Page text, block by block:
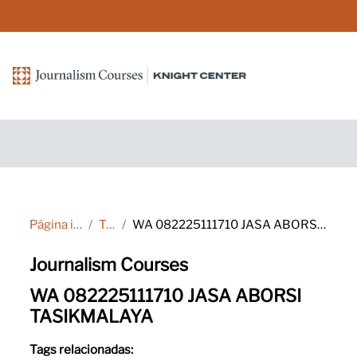
Página inicial Tags WA 082225111710 JASA ABORSI TASIKMALAYA
Journalism Courses
WA 082225111710 JASA ABORSI
TASIKMALAYA
Tags relacionadas: